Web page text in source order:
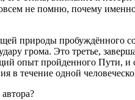
не помню, почему
природы пробуждённого
грома. Это третье,
опыт пройденного Пути,
в течение одной